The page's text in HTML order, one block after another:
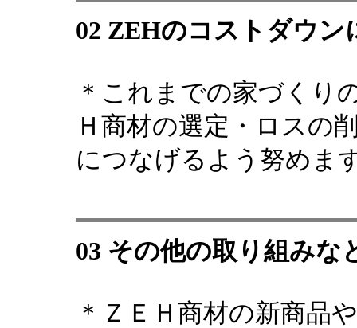
02 ZEHのコストダウン
＊これまでの家づくり
Ｈ商材の選定・ロスの
につなげるよう努めま
03 その他の取り組みな
＊ＺＥＨ商材の新商品